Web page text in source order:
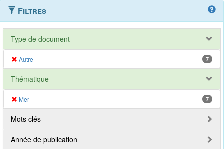
Filtres
Type de document
Autre 7
Thématique
Mer 7
Mots clés
Année de publication